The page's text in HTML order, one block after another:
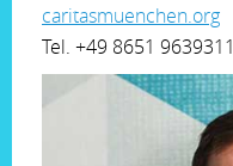
caritasmuenchen.org
Tel. +49 8651 9639311